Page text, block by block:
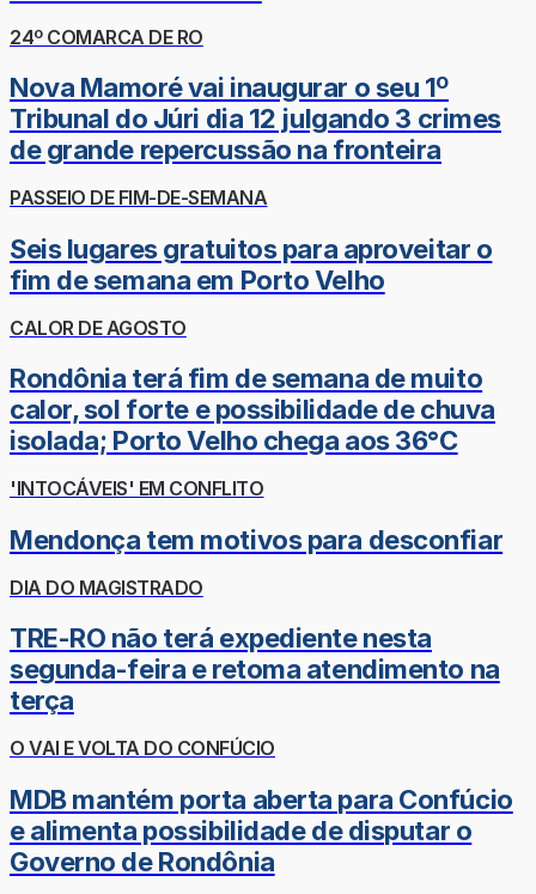
24º COMARCA DE RO
Nova Mamoré vai inaugurar o seu 1º
Tribunal do Júri dia 12 julgando 3 crimes
de grande repercussão na fronteira
PASSEIO DE FIM-DE-SEMANA
Seis lugares gratuitos para aproveitar o
fim de semana em Porto Velho
CALOR DE AGOSTO
Rondônia terá fim de semana de muito
calor, sol forte e possibilidade de chuva
isolada; Porto Velho chega aos 36°C
'INTOCÁVEIS' EM CONFLITO
Mendonça tem motivos para desconfiar
DIA DO MAGISTRADO
TRE-RO não terá expediente nesta
segunda-feira e retoma atendimento na
terça
O VAI E VOLTA DO CONFÚCIO
MDB mantém porta aberta para Confúcio
e alimenta possibilidade de disputar o
Governo de Rondônia